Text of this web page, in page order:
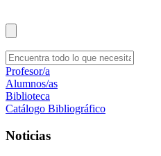
Profesor/a
Alumnos/as
Biblioteca
Catálogo Bibliográfico
Noticias